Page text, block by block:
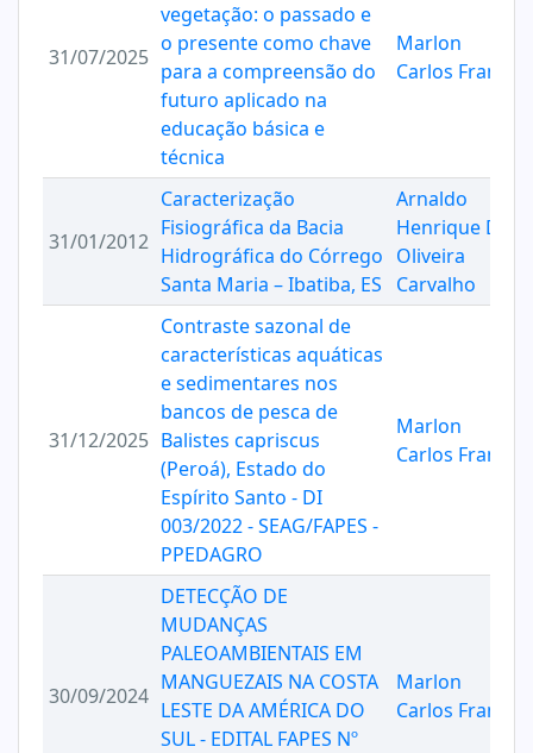
31/07/2025
vegetação: o passado e
o presente como chave
para a compreensão do
futuro aplicado na
educação básica e
técnica
Marlon
Carlos Franca
31/01/2012
Caracterização
Fisiográfica da Bacia
Hidrográfica do Córrego
Santa Maria – Ibatiba, ES
Arnaldo
Henrique De
Oliveira
Carvalho
31/12/2025
Contraste sazonal de
características aquáticas
e sedimentares nos
bancos de pesca de
Balistes capriscus
(Peroá), Estado do
Espírito Santo - DI
003/2022 - SEAG/FAPES -
PPEDAGRO
Marlon
Carlos Franca
30/09/2024
DETECÇÃO DE
MUDANÇAS
PALEOAMBIENTAIS EM
MANGUEZAIS NA COSTA
LESTE DA AMÉRICA DO
SUL - EDITAL FAPES Nº
Marlon
Carlos Franca